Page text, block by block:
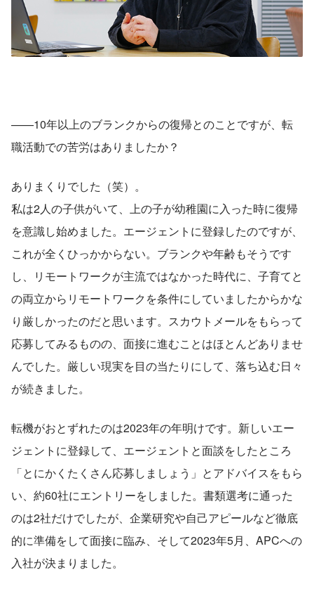
——10年以上のブランクからの復帰とのことですが、転
職活動での苦労はありましたか？
ありまくりでした（笑）。
私は2人の子供がいて、上の子が幼稚園に入った時に復帰
を意識し始めました。エージェントに登録したのですが、
これが全くひっかからない。ブランクや年齢もそうです
し、リモートワークが主流ではなかった時代に、子育てと
の両立からリモートワークを条件にしていましたからかな
り厳しかったのだと思います。スカウトメールをもらって
応募してみるものの、面接に進むことはほとんどありませ
んでした。厳しい現実を目の当たりにして、落ち込む日々
が続きました。
転機がおとずれたのは2023年の年明けです。新しいエー
ジェントに登録して、エージェントと面談をしたところ
「とにかくたくさん応募しましょう」とアドバイスをもら
い、約60社にエントリーをしました。書類選考に通った
のは2社だけでしたが、企業研究や自己アピールなど徹底
的に準備をして面接に臨み、そして2023年5月、APCへの
入社が決まりました。